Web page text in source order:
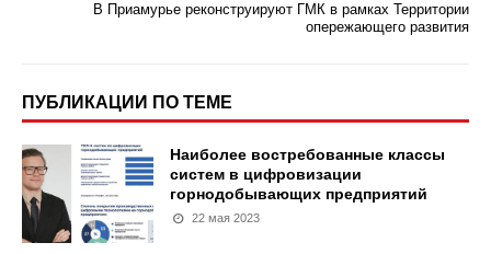
В Приамурье реконструируют ГМК в рамках Территории
опережающего развития
ПУБЛИКАЦИИ ПО ТЕМЕ
Наиболее востребованные классы
систем в цифровизации
горнодобывающих предприятий
22 мая 2023